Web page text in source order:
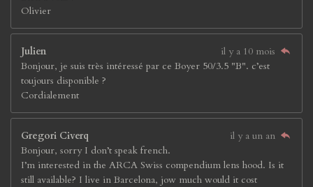
Olivier
Julien
il y a 10 mois
Bonjour, je suis très intéressé par ce Boyer 50/3.5 "B". c’est
toujours disponible ?
Cordialement
Gregori Civerq
il y a un an
Bonjour, sorry I don’t speak french.
I’m interested in the ARCA Swiss compendium lens hood. Is it
still available? I live in Barcelona, jow much would it cost